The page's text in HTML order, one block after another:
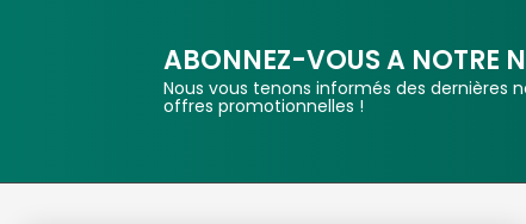
ABONNEZ-VOUS A NOTRE
Nous vous tenons informés des dernières
offres promotionnelles !